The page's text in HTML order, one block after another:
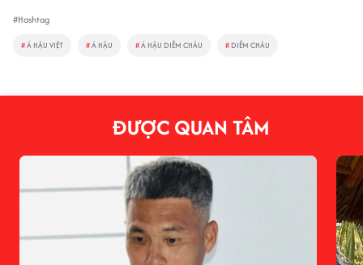
#Hashtag
#Á HẬU VIỆT #Á HẬU #Á HẬU DIỄM CHÂU # DIỄM CHÂU
ĐƯỢC QUAN TÂM